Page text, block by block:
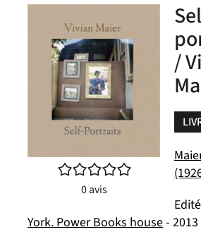
/5
0avis
/
York. Power Books house- 2013